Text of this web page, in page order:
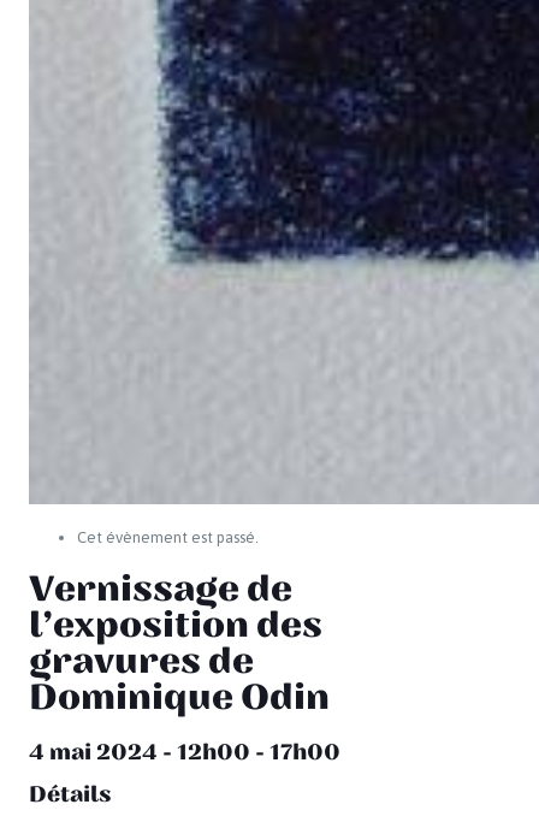
Cet évènement est passé.
Vernissage de
l’exposition des
gravures de
Dominique Odin
4 mai 2024 - 12h00 - 17h00
Détails